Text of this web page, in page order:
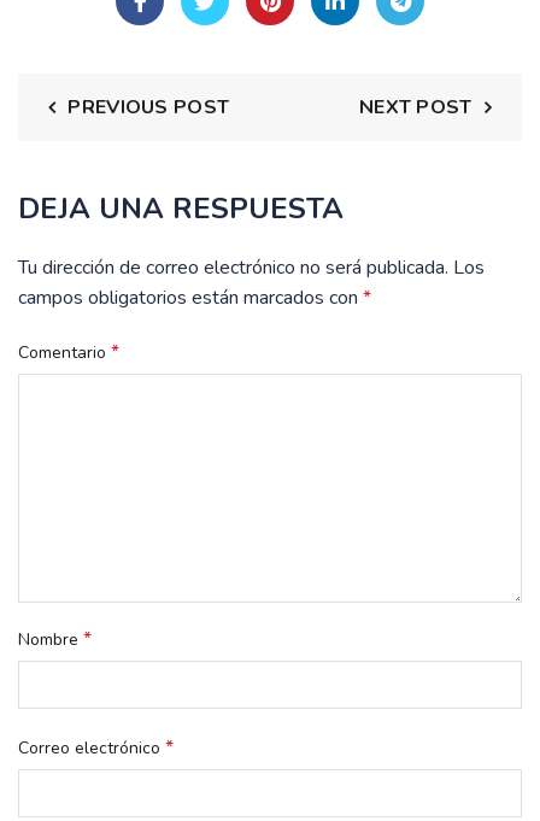
PREVIOUS POST NEXT POST
DEJA UNA RESPUESTA
Tu dirección de correo electrónico no será publicada. Los
campos obligatorios están marcados con *
Comentario *
Nombre *
Correo electrónico *